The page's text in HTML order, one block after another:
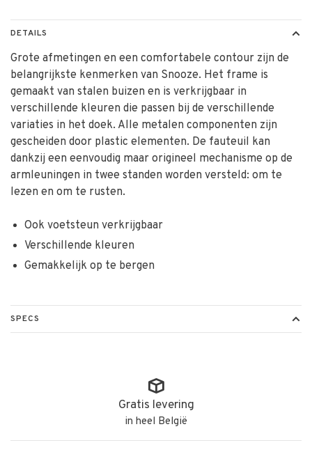
DETAILS
Grote afmetingen en een comfortabele contour zijn de
belangrijkste kenmerken van Snooze. Het frame is
gemaakt van stalen buizen en is verkrijgbaar in
verschillende kleuren die passen bij de verschillende
variaties in het doek. Alle metalen componenten zijn
gescheiden door plastic elementen. De fauteuil kan
dankzij een eenvoudig maar origineel mechanisme op de
armleuningen in twee standen worden versteld: om te
lezen en om te rusten.
Ook voetsteun verkrijgbaar
Verschillende kleuren
Gemakkelijk op te bergen
SPECS
Gratis levering
in heel België